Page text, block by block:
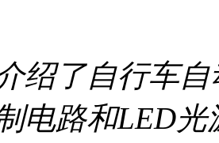
绍了自行车
电路和LED